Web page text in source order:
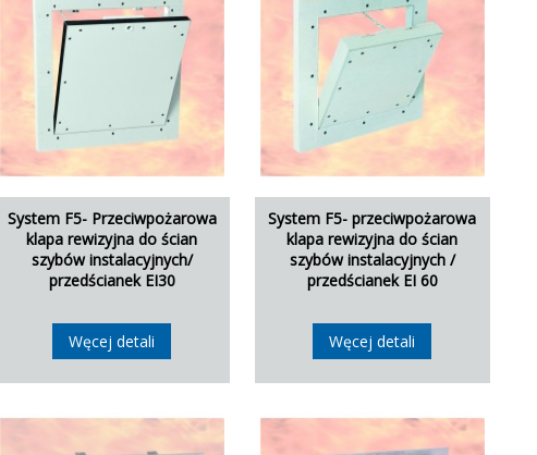
System F5- Przeciwpożarowa
klapa rewizyjna do ścian
szybów instalacyjnych/
przedścianek EI30
Węcej detali
System F5- przeciwpożarowa
klapa rewizyjna do ścian
szybów instalacyjnych /
przedścianek EI 60
Węcej detali